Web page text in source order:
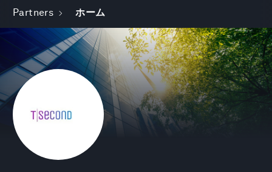
Partners ホーム